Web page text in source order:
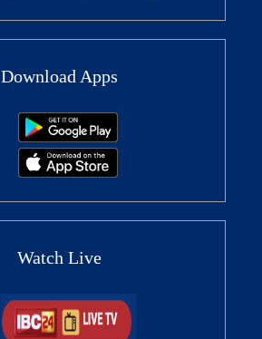
Download Apps
Watch Live